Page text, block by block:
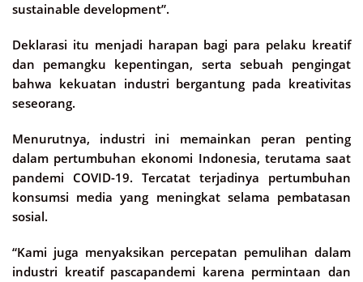
sustainable development”.
Deklarasi itu menjadi harapan bagi para pelaku kreatif
dan pemangku kepentingan, serta sebuah pengingat
bahwa kekuatan industri bergantung pada kreativitas
seseorang.
Menurutnya, industri ini memainkan peran penting
dalam pertumbuhan ekonomi Indonesia, terutama saat
pandemi COVID-19. Tercatat terjadinya pertumbuhan
konsumsi media yang meningkat selama pembatasan
sosial.
“Kami juga menyaksikan percepatan pemulihan dalam
industri kreatif pascapandemi karena permintaan dan